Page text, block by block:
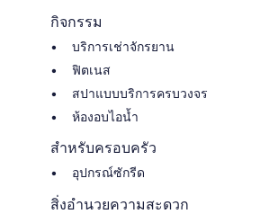
กิจกรรม
บริการเช่าจักรยาน
ฟิตเนส
สปาแบบบริการครบวงจร
ห้องอบไอน้ำ
สำหรับครอบครัว
อุปกรณ์ซักรีด
สิ่งอำนวยความสะดวก